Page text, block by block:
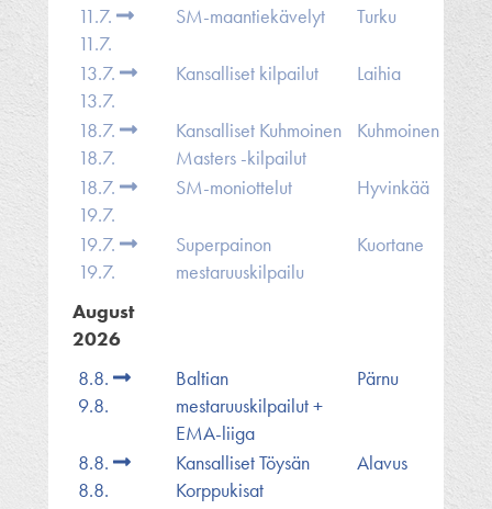
11.7.
11.7.
SM-maantiekävelyt Turku
13.7.
13.7.
Kansalliset kilpailut Laihia
18.7.
18.7.
Kansalliset Kuhmoinen
Masters -kilpailut
Kuhmoinen
18.7.
19.7.
SM-moniottelut Hyvinkää
19.7.
19.7.
Superpainon
mestaruuskilpailu
Kuortane
August
2026
8.8.
9.8.
Baltian
mestaruuskilpailut +
EMA-liiga
Pärnu
8.8.
8.8.
Kansalliset Töysän
Korppukisat
Alavus